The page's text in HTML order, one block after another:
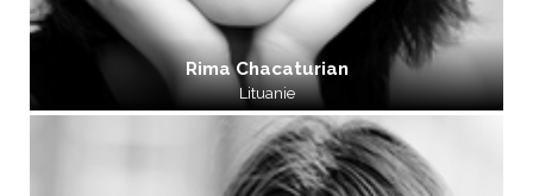
Rima Chacaturian
Lituanie